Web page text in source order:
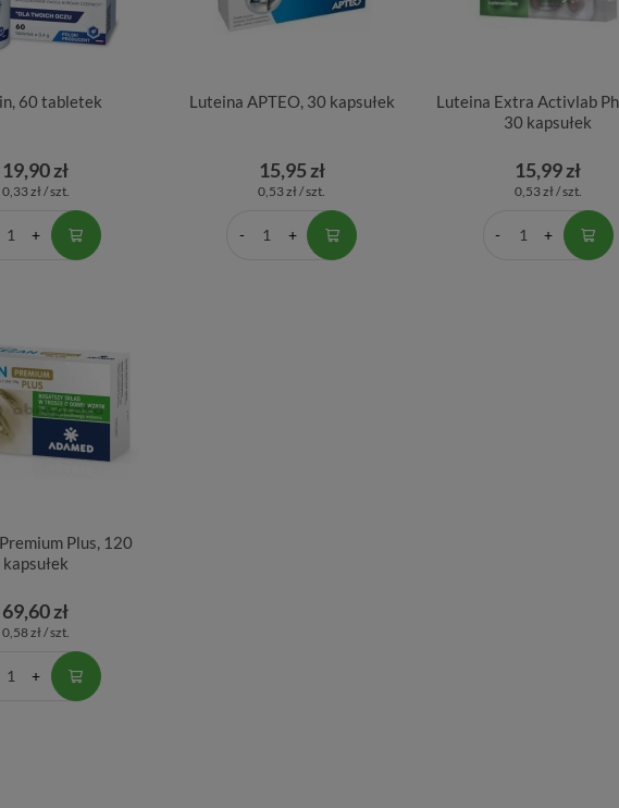
60 tabletek
19,90 zł
0,33 zł / szt.
Luteina APTEO, 30 kapsułek
15,95 zł
0,53 zł / szt.
Luteina Extra Activlab
30 kapsułek
15,99 zł
0,53 zł / szt.
Plus, 120
kapsułek
69,60 zł
0,58 zł / szt.